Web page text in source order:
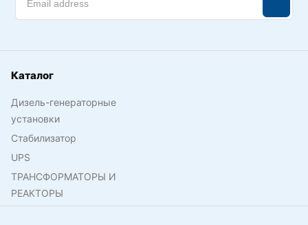
Каталог
Дизель-генераторные
установки
Стабилизатор
UPS
ТРАНСФОРМАТОРЫ И
РЕАКТОРЫ